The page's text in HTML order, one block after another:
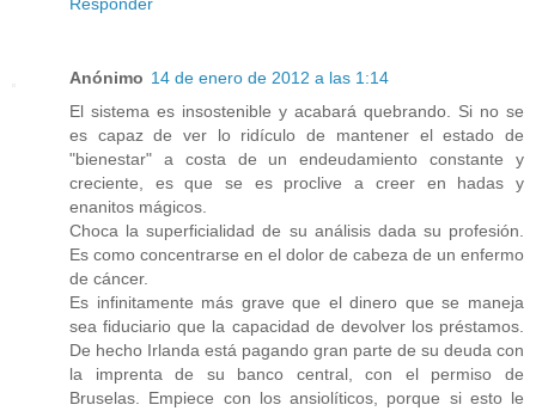
Anónimo 14 de enero de 2012 a las 1:14
El sistema es insostenible y acabará quebrando. Si no se
es capaz de ver lo ridículo de mantener el estado de
"bienestar" a costa de un endeudamiento constante y
creciente, es que se es proclive a creer en hadas y
enanitos mágicos.
Choca la superficialidad de su análisis dada su profesión.
Es como concentrarse en el dolor de cabeza de un enfermo
de cáncer.
Es infinitamente más grave que el dinero que se maneja
sea fiduciario que la capacidad de devolver los préstamos.
De hecho Irlanda está pagando gran parte de su deuda con
la imprenta de su banco central, con el permiso de
Bruselas. Empiece con los ansiolíticos, porque si esto le